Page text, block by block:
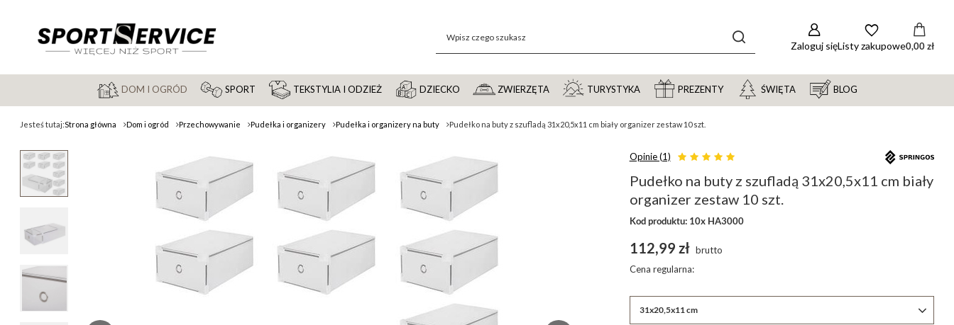
Zaloguj sięListy zakupowe0,00 zł
DOM I OGRÓD SPORT TEKSTYLIA I ODZIEŻ DZIECKO ZWIERZĘTA TURYSTYKA PREZENTY ŚWIĘTA BLOG
Jesteś tutaj:Strona główna Dom i ogród Przechowywanie Pudełka i organizery Pudełka i organizery na buty Pudełko na buty z szufladą 31x20,5x11 cm biały organizer zestaw 10 szt.
Opinie (1)
Pudełko na buty z szufladą 31x20,5x11 cm biały
organizer zestaw 10 szt.
Kod produktu: 10x HA3000
31x20,5x11 cm
112,99 zł brutto
Cena regularna: